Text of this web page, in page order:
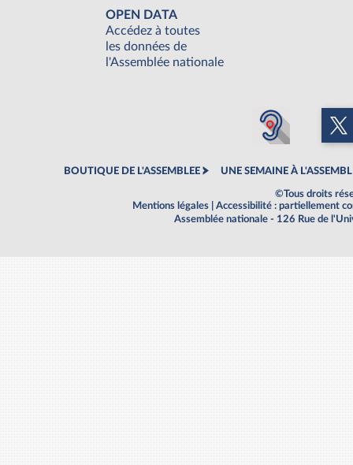
OPEN DATA
Accédez à toutes
les données de
l'Assemblée nationale
BOUTIQUE DE L'ASSEMBLEE UNE SEMAINE À
©Tous droits
Mentions légales
Accessibilité : partiellement
Assemblée nationale - 126 Rue de